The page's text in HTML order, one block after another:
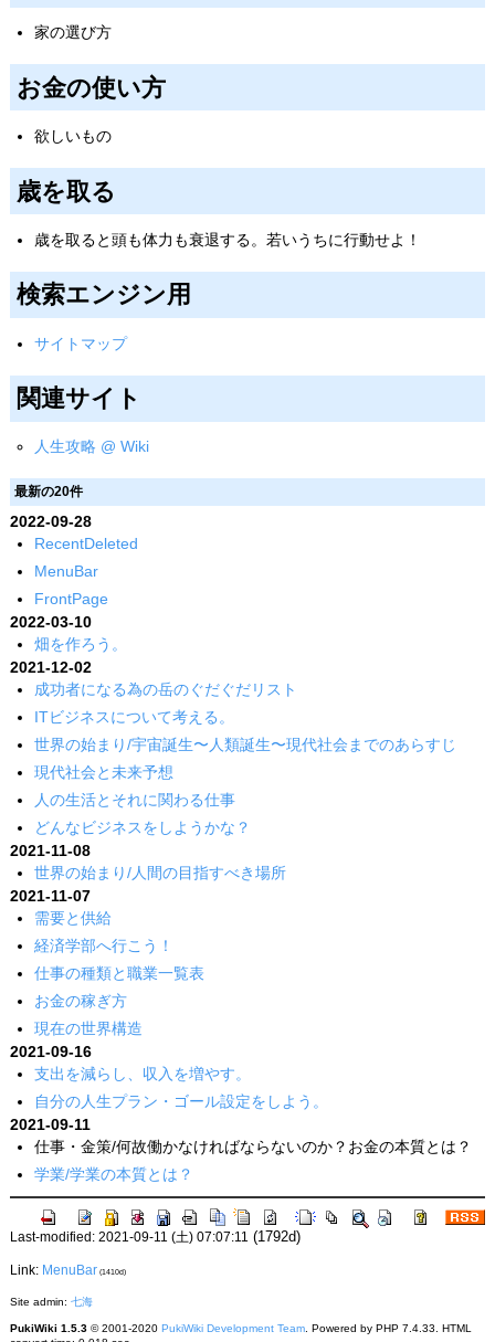
家の選び方
お金の使い方
欲しいもの
歳を取る
歳を取ると頭も体力も衰退する。若いうちに行動せよ！
検索エンジン用
サイトマップ
関連サイト
人生攻略 @ Wiki
最新の20件
2022-09-28
RecentDeleted
MenuBar
FrontPage
2022-03-10
畑を作ろう。
2021-12-02
成功者になる為の岳のぐだぐだリスト
ITビジネスについて考える。
世界の始まり/宇宙誕生〜人類誕生〜現代社会までのあらすじ
現代社会と未来予想
人の生活とそれに関わる仕事
どんなビジネスをしようかな？
2021-11-08
世界の始まり/人間の目指すべき場所
2021-11-07
需要と供給
経済学部へ行こう！
仕事の種類と職業一覧表
お金の稼ぎ方
現在の世界構造
2021-09-16
支出を減らし、収入を増やす。
自分の人生プラン・ゴール設定をしよう。
2021-09-11
仕事・金策/何故働かなければならないのか？お金の本質とは？
学業/学業の本質とは？
Last-modified: 2021-09-11 (土) 07:07:11 (1792d)
Link: MenuBar (1410d)
Site admin: 七海
PukiWiki 1.5.3© 2001-2020 PukiWiki Development Team. Powered by PHP 7.4.33. HTML